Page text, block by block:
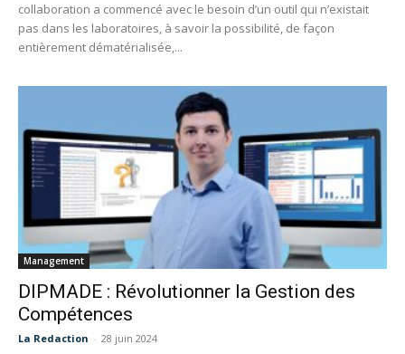
collaboration a commencé avec le besoin d’un outil qui n’existait
pas dans les laboratoires, à savoir la possibilité, de façon
entièrement dématérialisée,...
Management
DIPMADE : Révolutionner la Gestion des
Compétences
La Redaction - 28 juin 2024